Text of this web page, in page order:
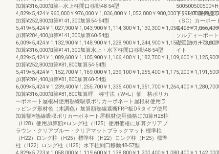
加算¥316,000加算―水上柱間口移動48-54型
4,829×5,424￥960,000￥976,000￥1,036,800￥1,052,800￥980,000￥996,000¥49,500
加算¥252,800加算¥141,300加算54-54型
5,419×5,424￥1,027,900￥1,043,900￥1,114,300￥1,130,300￥1,050,400￥
加算¥284,400加算¥141,300加算60-54型
6,009×5,424￥1,132,900￥1,148,900￥1,228,900￥1,244,900￥1,157,900￥
加算¥316,000加算¥141,300加算水上・水下柱間口移動48-54型
4,829×5,424￥1,089,600￥1,105,900￥1,166,400￥1,182,700￥1,109,600￥
加算¥252,800加算¥81,800加算54-54型
5,419×5,424￥1,152,700￥1,169,000￥1,239,100￥1,255,400￥1,175,200￥
加算¥284,400加算¥81,800加算60-54型
6,009×5,424￥1,239,400￥1,255,700￥1,335,400￥1,351,700￥1,264,400￥
加算¥316,000加算¥81,800加算呼 称寸法（W×L）価 格ポリカ
ーボネート屋根材使用熱線吸収ポリカーボネート屋根材使用ラ
ッピング形材色（木調色）加算額熱線遮断FRP板DRタイプ使用
加算額※熱線吸収ポリカーボネート屋根材使用価格に加算H28柱
（H28）使用加算額※ロング柱（H25）使用価格に加算クリアブ
ラウン・クリアブルー・クリアマットブラックマット 標準柱
（H22）ロング柱（H25）標準柱（H22）ロング柱（H25）標準
柱（H22）ロング柱（H25）水下柱間口移動48-57型
4,829×5,723￥1,058,000￥1,119,600￥1,138,800￥1,200,400￥1,080,400￥
下）1471新商品
（SC）カーポ
Ｇルーフカール
ソルディーポー
礎工法カーフロ
イト